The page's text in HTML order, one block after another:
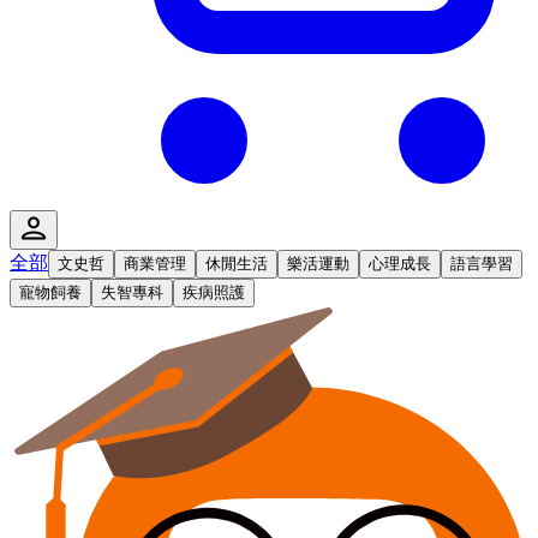
全部 文史哲 商業管理 休閒生活 樂活運動 心理成長
語言學習
寵物飼養
失智專科 疾病照護